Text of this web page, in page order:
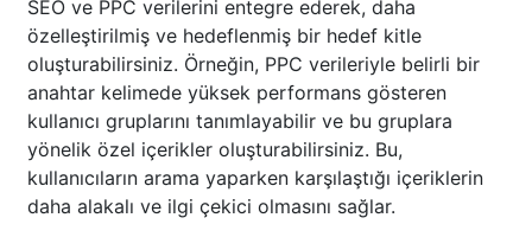
SEO ve PPC verilerini entegre ederek, daha
özelleştirilmiş ve hedeflenmiş bir hedef kitle
oluşturabilirsiniz. Örneğin, PPC verileriyle belirli bir
anahtar kelimede yüksek performans gösteren
kullanıcı gruplarını tanımlayabilir ve bu gruplara
yönelik özel içerikler oluşturabilirsiniz. Bu,
kullanıcıların arama yaparken karşılaştığı içeriklerin
daha alakalı ve ilgi çekici olmasını sağlar.